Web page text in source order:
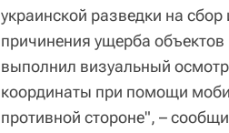
украинской разведки на
причинения ущерба
выполнил визуальный
координаты при помощи
противной стороне", –